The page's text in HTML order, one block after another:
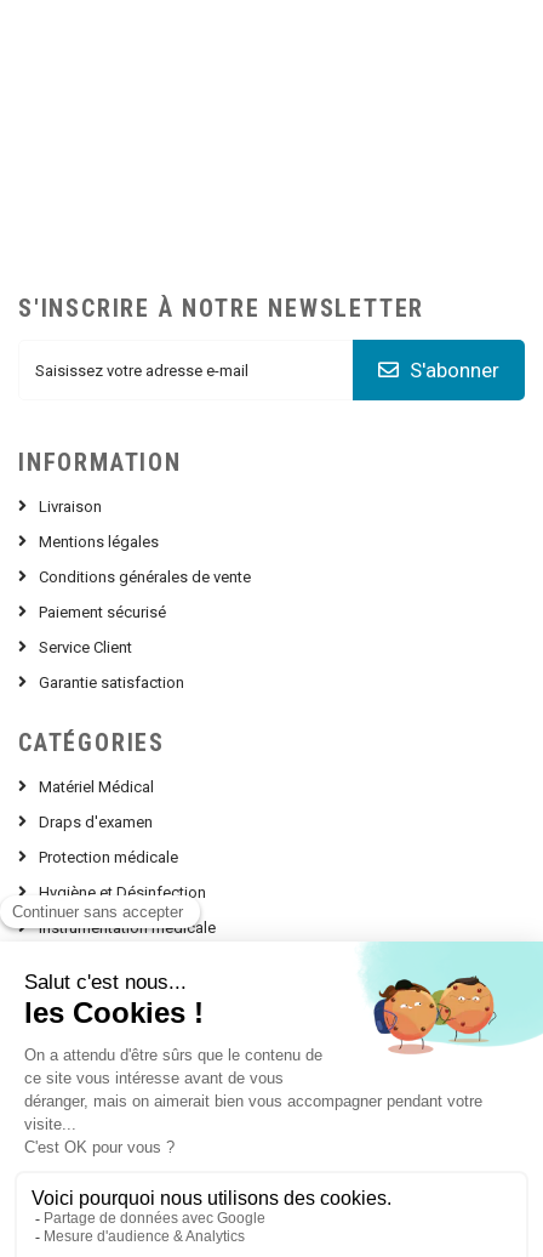
S'INSCRIRE À NOTRE NEWSLETTER
S'abonner
INFORMATION
Livraison
Mentions légales
Conditions générales de vente
Paiement sécurisé
Service Client
Garantie satisfaction
CATÉGORIES
Matériel Médical
Draps d'examen
Protection médicale
Hygiène et Désinfection
Instrumentation médicale
contact @ leprodumedical.com
151, avenue Alphonse Lavallée
Le Panorama Z.I. Toulon Est